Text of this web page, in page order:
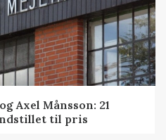
Axel Månsson: 21
til pris